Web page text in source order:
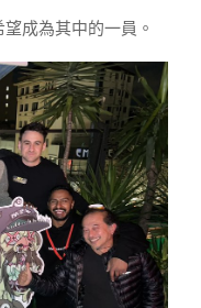
成為其中的一員。